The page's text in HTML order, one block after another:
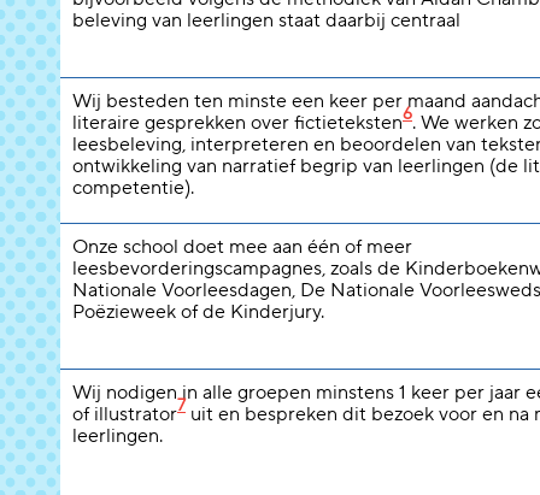
beleving van leerlingen staat daarbij centraal
Wij besteden ten minste een keer per maand
literaire gesprekken over fictieteksten6. We werken
leesbeleving, interpreteren en beoordelen van
ontwikkeling van narratief begrip van leerlingen (de
competentie).
Onze school doet mee aan één of meer
leesbevorderingscampagnes, zoals de
Nationale Voorleesdagen, De Nationale
Poëzieweek of de Kinderjury.
Wij nodigen in alle groepen minstens 1 keer per jaar
of illustrator7 uit en bespreken dit bezoek voor en na
leerlingen.